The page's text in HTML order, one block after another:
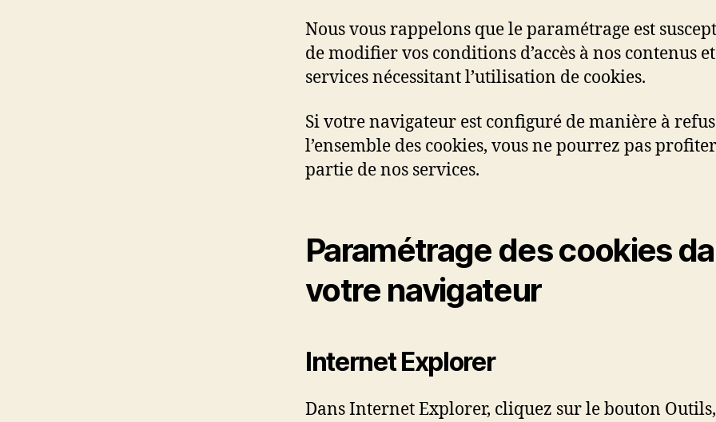
Nous vous rappelons que le paramétrage est
de modifier vos conditions d’accès à nos contenus et
services nécessitant l’utilisation de cookies.
Si votre navigateur est configuré de manière à
l’ensemble des cookies, vous ne pourrez pas
partie de nos services.
Paramétrage des cookies
votre navigateur
Internet Explorer
Dans Internet Explorer, cliquez sur le bouton